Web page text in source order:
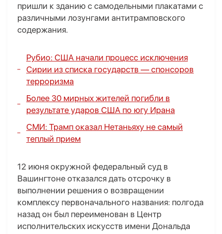
пришли к зданию с самодельными плакатами с
различными лозунгами антитрамповского
содержания.
Рубио: США начали процесс исключения
Сирии из списка государств — спонсоров
терроризма
Более 30 мирных жителей погибли в
результате ударов США по югу Ирана
СМИ: Трамп оказал Нетаньяху не самый
теплый прием
12 июня окружной федеральный суд в
Вашингтоне отказался дать отсрочку в
выполнении решения о возвращении
комплексу первоначального названия: полгода
назад он был переименован в Центр
исполнительских искусств имени Дональда